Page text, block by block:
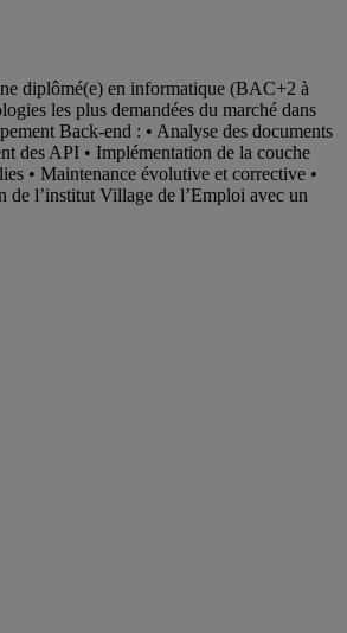
diplômé(e) en informatique (BAC+2 à
les plus demandées du marché dans
Back-end : • Analyse des documents
des API • Implémentation de la couche
• Maintenance évolutive et corrective •
de l’institut Village de l’Emploi avec un